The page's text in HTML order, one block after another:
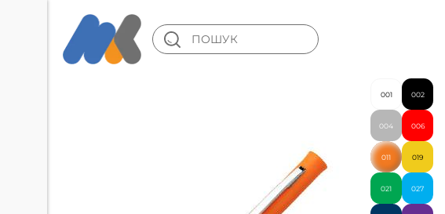
001 002
004 006
011 019
021 027